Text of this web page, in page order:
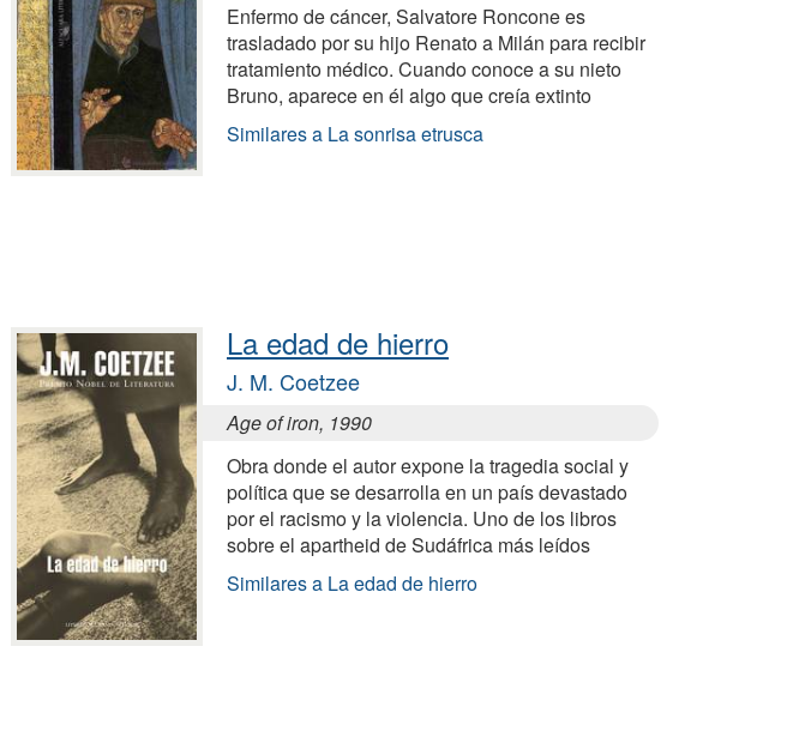
Enfermo de cáncer, Salvatore Roncone es
trasladado por su hijo Renato a Milán para recibir
tratamiento médico. Cuando conoce a su nieto
Bruno, aparece en él algo que creía extinto
Similares a La sonrisa etrusca
La edad de hierro
J. M. Coetzee
Age of iron, 1990
Obra donde el autor expone la tragedia social y
política que se desarrolla en un país devastado
por el racismo y la violencia. Uno de los libros
sobre el apartheid de Sudáfrica más leídos
Similares a La edad de hierro